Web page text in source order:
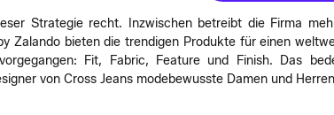
Strategie recht. Inzwischen betreibt die Firma
Zalando bieten die trendigen Produkte für einen
Fit, Fabric, Feature und Finish. Das
von Cross Jeans modebewusste Damen und